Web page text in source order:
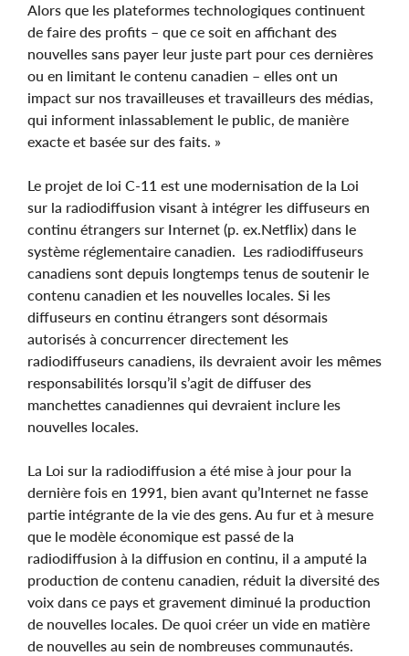
Alors que les plateformes technologiques continuent
de faire des profits – que ce soit en affichant des
nouvelles sans payer leur juste part pour ces dernières
ou en limitant le contenu canadien – elles ont un
impact sur nos travailleuses et travailleurs des médias,
qui informent inlassablement le public, de manière
exacte et basée sur des faits. »
Le projet de loi C-11 est une modernisation de la Loi
sur la radiodiffusion visant à intégrer les diffuseurs en
continu étrangers sur Internet (p. ex.Netflix) dans le
système réglementaire canadien. Les radiodiffuseurs
canadiens sont depuis longtemps tenus de soutenir le
contenu canadien et les nouvelles locales. Si les
diffuseurs en continu étrangers sont désormais
autorisés à concurrencer directement les
radiodiffuseurs canadiens, ils devraient avoir les mêmes
responsabilités lorsqu’il s’agit de diffuser des
manchettes canadiennes qui devraient inclure les
nouvelles locales.
La Loi sur la radiodiffusion a été mise à jour pour la
dernière fois en 1991, bien avant qu’Internet ne fasse
partie intégrante de la vie des gens. Au fur et à mesure
que le modèle économique est passé de la
radiodiffusion à la diffusion en continu, il a amputé la
production de contenu canadien, réduit la diversité des
voix dans ce pays et gravement diminué la production
de nouvelles locales. De quoi créer un vide en matière
de nouvelles au sein de nombreuses communautés.